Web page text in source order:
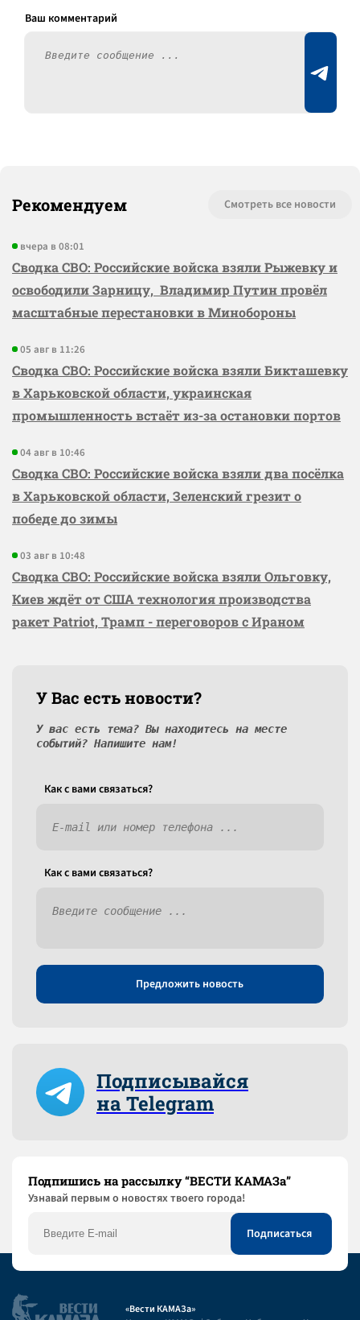
Рекомендуем Смотреть все новости
вчера в 08:01
Сводка СВО: Российские войска взяли Рыжевку и
освободили Зарницу, Владимир Путин провёл
масштабные перестановки в Минобороны
05 авг в 11:26
Сводка СВО: Российские войска взяли Бикташевку
в Харьковской области, украинская
промышленность встаёт из-за остановки портов
04 авг в 10:46
Сводка СВО: Российские войска взяли два посёлка
в Харьковской области, Зеленский грезит о
победе до зимы
03 авг в 10:48
Сводка СВО: Российские войска взяли Ольговку,
Киев ждёт от США технология производства
ракет Patriot, Трамп - переговоров с Ираном
У Вас есть новости?
У вас есть тема? Вы находитесь на месте
событий? Напишите нам!
Как c вами связаться?
Как c вами связаться?
Предложить новость
Подписывайся
на Telegram
Подпишись на рассылку “ВЕСТИ КАМАЗа”
Узнaвай первым о новостях твоего города!
«Вести КАМАЗа»